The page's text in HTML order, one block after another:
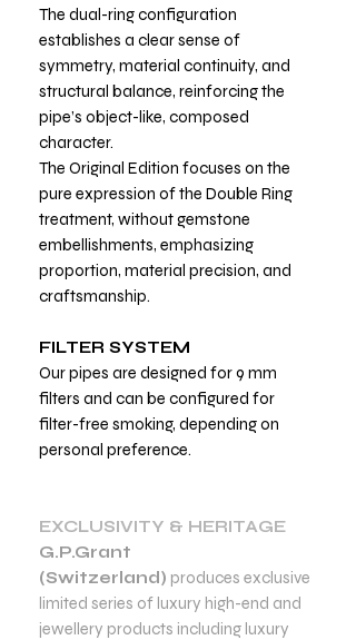
The dual-ring configuration
establishes a clear sense of
symmetry, material continuity, and
structural balance, reinforcing the
pipe’s object-like, composed
character.
The Original Edition focuses on the
pure expression of the Double Ring
treatment, without gemstone
embellishments, emphasizing
proportion, material precision, and
craftsmanship.
FILTER SYSTEM
Our pipes are designed for 9 mm
filters and can be configured for
filter-free smoking, depending on
personal preference.
EXCLUSIVITY & HERITAGE
G.P.Grant
(Switzerland) produces exclusive
limited series of luxury high-end and
jewellery products including luxury